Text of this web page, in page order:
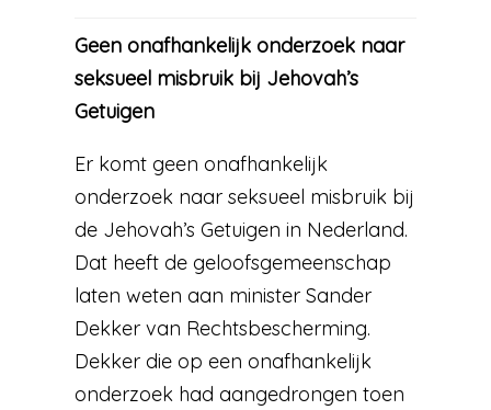
Geen onafhankelijk onderzoek naar
seksueel misbruik bij Jehovah’s
Getuigen
Er komt geen onafhankelijk
onderzoek naar seksueel misbruik bij
de Jehovah’s Getuigen in Nederland.
Dat heeft de geloofsgemeenschap
laten weten aan minister Sander
Dekker van Rechtsbescherming.
Dekker die op een onafhankelijk
onderzoek had aangedrongen toen